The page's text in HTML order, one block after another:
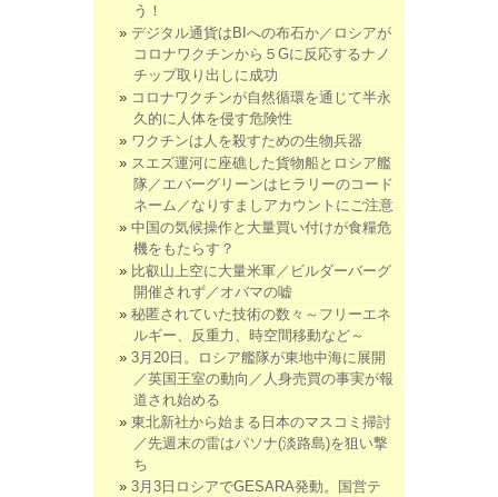
う！
デジタル通貨はBIへの布石か／ロシアが
コロナワクチンから５Gに反応するナノ
チップ取り出しに成功
コロナワクチンが自然循環を通じて半永
久的に人体を侵す危険性
ワクチンは人を殺すための生物兵器
スエズ運河に座礁した貨物船とロシア艦
隊／エバーグリーンはヒラリーのコード
ネーム／なりすましアカウントにご注意
中国の気候操作と大量買い付けが食糧危
機をもたらす？
比叡山上空に大量米軍／ビルダーバーグ
開催されず／オバマの嘘
秘匿されていた技術の数々～フリーエネ
ルギー、反重力、時空間移動など～
3月20日。ロシア艦隊が東地中海に展開
／英国王室の動向／人身売買の事実が報
道され始める
東北新社から始まる日本のマスコミ掃討
／先週末の雷はパソナ(淡路島)を狙い撃
ち
3月3日ロシアでGESARA発動。国営テ